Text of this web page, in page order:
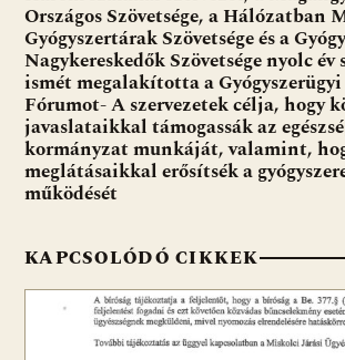
k p
Országos Szövetsége, a Hálózatban
Gyógyszertárak Szövetsége és a
Nagykereskedők Szövetsége nyolc
ismét megalakította a
Fórumot- A szervezetek célja, hogy
javaslataikkal támogassák az
kormányzat munkáját, valamint,
meglátásaikkal erősítsék a
működését
KAPCSOLÓDÓ CIKKEK